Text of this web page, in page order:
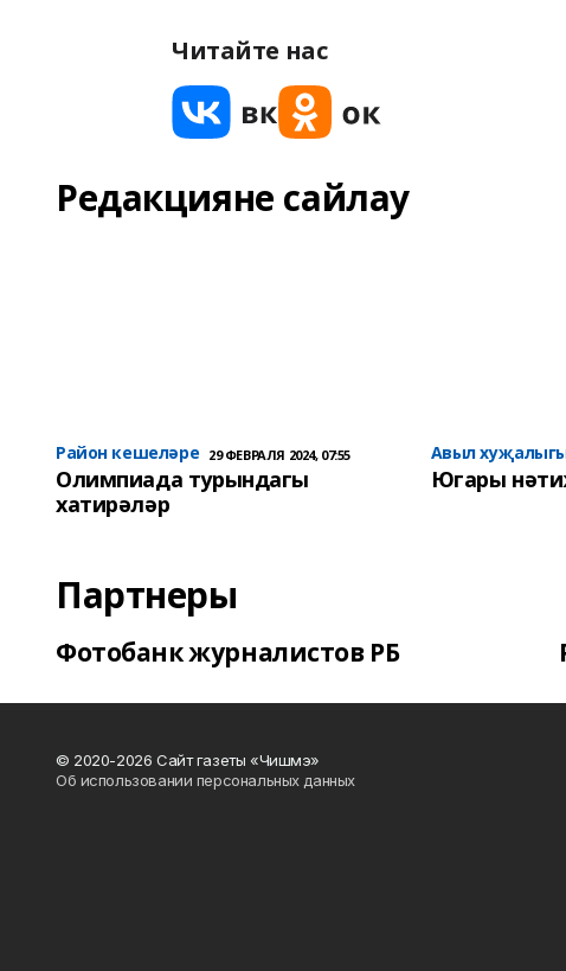
Читайте нас
Редакцияне сайлау
Район кешеләре 29 ФЕВРАЛЯ 2024, 07:55
Олимпиада турындагы
хатирәләр
Авыл
Югары
Партнеры
Фотобанк журналистов РБ
© 2020-2026 Сайт газеты «Чишмэ»
Об использовании персональных данных